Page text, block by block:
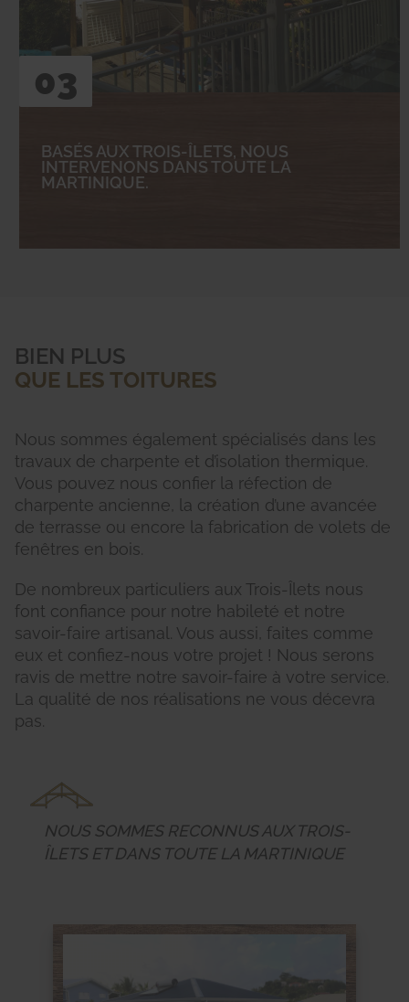
03
BASÉS AUX TROIS-ÎLETS, NOUS
INTERVENONS DANS TOUTE LA
MARTINIQUE.
BIEN PLUS
QUE LES TOITURES
Nous sommes également spécialisés dans les
travaux de charpente et d’isolation thermique.
Vous pouvez nous confier la réfection de
charpente ancienne, la création d’une avancée
de terrasse ou encore la fabrication de volets de
fenêtres en bois.
De nombreux particuliers aux Trois-Îlets nous
font confiance pour notre habileté et notre
savoir-faire artisanal. Vous aussi, faites comme
eux et confiez-nous votre projet ! Nous serons
ravis de mettre notre savoir-faire à votre service.
La qualité de nos réalisations ne vous décevra
pas.
NOUS SOMMES RECONNUS AUX TROIS-
ÎLETS ET DANS TOUTE LA MARTINIQUE